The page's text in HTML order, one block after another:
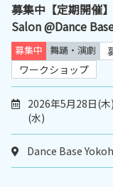
募集中【定期開催
Salon @Dance
募集中 舞踊・演劇
ワークショップ
2026年5月28日(
(水)
Dance Base